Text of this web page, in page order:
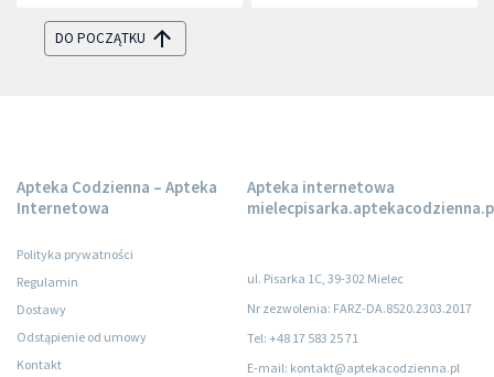
DO POCZĄTKU
Apteka Codzienna – Apteka
Internetowa
Polityka prywatności
Regulamin
Dostawy
Odstąpienie od umowy
Kontakt
Apteka internetowa
ul. Pisarka 1C, 39-302 Mielec
Nr zezwolenia: FARZ-DA.8520.2303.2017
Tel: +48 17 583 25 71
E-mail: kontakt@aptekacodzienna.pl